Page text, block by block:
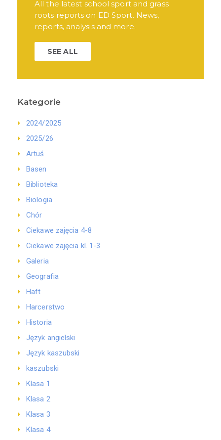
All the latest school sport and grass
roots reports on ED Sport. News,
reports, analysis and more.
SEE ALL
Kategorie
2024/2025
2025/26
Artuś
Basen
Biblioteka
Biologia
Chór
Ciekawe zajęcia 4-8
Ciekawe zajęcia kl. 1-3
Galeria
Geografia
Haft
Harcerstwo
Historia
Język angielski
Język kaszubski
kaszubski
Klasa 1
Klasa 2
Klasa 3
Klasa 4